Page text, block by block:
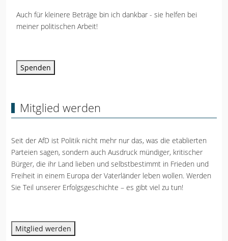
Auch für kleinere Beträge bin ich dankbar - sie helfen bei
meiner politischen Arbeit!
Spenden
Mitglied werden
Seit der AfD ist Politik nicht mehr nur das, was die etablierten
Parteien sagen, sondern auch Ausdruck mündiger, kritischer
Bürger, die ihr Land lieben und selbstbestimmt in Frieden und
Freiheit in einem Europa der Vaterländer leben wollen. Werden
Sie Teil unserer Erfolgsgeschichte – es gibt viel zu tun!
Mitglied werden